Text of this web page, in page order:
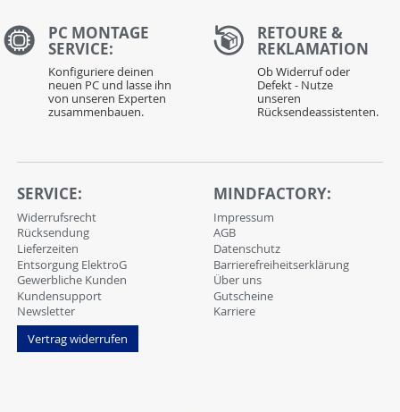
PC MONTAGE
SERVICE:
Konfiguriere deinen
neuen PC und lasse ihn
von unseren Experten
zusammenbauen.
RETOURE &
REKLAMATION
Ob Widerruf oder
Defekt - Nutze
unseren
Rücksendeassistenten.
SERVICE:
Widerrufsrecht
Rücksendung
Lieferzeiten
Entsorgung ElektroG
Gewerbliche Kunden
Kundensupport
Newsletter
Vertrag widerrufen
MINDFACTORY:
Impressum
AGB
Datenschutz
Barrierefreiheitserklärung
Über uns
Gutscheine
Karriere